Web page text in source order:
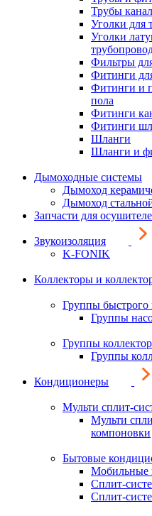
Трубы
Уголки для
Уголки
Фильтры
Фитинги
Фитинги и
пола
Фитинги
Фитинги
Шланги
Шланги и
Дымоходные системы
Дымоход
Дымоход
Запчасти для
Звукоизоляция
K-FONIK
Коллекторы и
Группы быстрого
Группы
Группы
Группы
Кондиционеры
Мульти сплит-
Мульти
компоновки
Бытовые
Мобильные
Сплит-
Сплит-